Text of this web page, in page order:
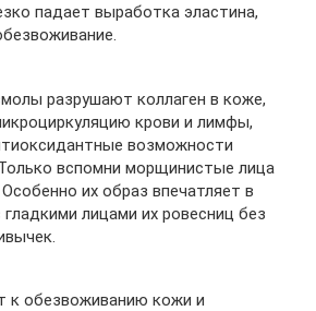
падает выработка эластина,
разрушают коллаген в коже,
крови и лимфы,
возможности
вспомни морщинистые лица
их образ впечатляет в
гладкими лицами их ровесниц без
к обезвоживанию кожи и